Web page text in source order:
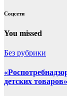
Соцсети
You missed
Без рубрики
детских товаров»